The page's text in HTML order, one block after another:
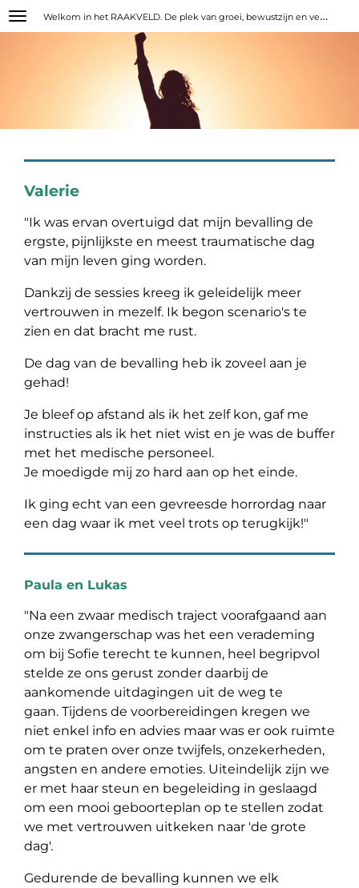
Ga
direct
W
elkom in het RAAKVELD. De plek van groei, bewustzijn en verbinding.
Valerie
"Ik was ervan overtuigd dat mijn bevalling de
ergste, pijnlijkste en meest traumatische dag
van mijn leven ging worden.
Dankzij de sessies kreeg ik geleidelijk meer
vertrouwen in mezelf. Ik begon scenario's te
zien en dat bracht me rust.
De dag van de bevalling heb ik zoveel aan je
gehad!
Je bleef op afstand als ik het zelf kon, gaf me
instructies als ik het niet wist en je was de buffer
met het medische personeel.
Je moedigde mij zo hard aan op het einde.
Ik ging echt van een gevreesde horrordag naar
een dag waar ik met veel trots op terugkijk!"
Paula en Lukas
"Na een zwaar medisch traject voorafgaand aan
onze zwangerschap was het een verademing
om bij Sofie terecht te kunnen, heel begripvol
stelde ze ons gerust zonder daarbij de
aankomende uitdagingen uit de weg te
gaan. Tijdens de voorbereidingen kregen we
niet enkel info en advies maar was er ook ruimte
om te praten over onze twijfels, onzekerheden,
angsten en andere emoties. Uiteindelijk zijn we
er met haar steun en begeleiding in geslaagd
om een mooi geboorteplan op te stellen zodat
we met vertrouwen uitkeken naar 'de grote
dag'.
Gedurende de bevalling kunnen we elk